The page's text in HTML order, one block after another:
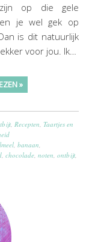
op die gele
je wel gek op
is dit natuurlijk
voor jou. Ik…
»
,Recepten,Taartjes en
,banaan,
,chocolade,noten,ontbijt,